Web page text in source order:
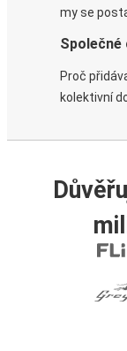
my se
Proč
kolektivní